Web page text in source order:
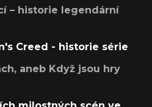
– historie legendární
Creed - historie série
aneb Když jsou hry